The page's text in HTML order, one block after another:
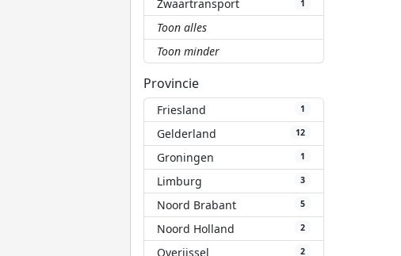
Zwaartransport 1
Toon alles
Toon minder
Provincie
Friesland 1
Gelderland 12
Groningen 1
Limburg 3
Noord Brabant 5
Noord Holland 2
Overijssel 2